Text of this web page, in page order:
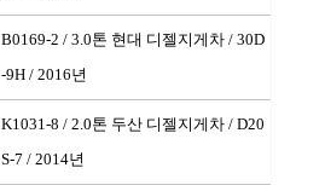
B0169-2 / 3.0톤 현대 디젤지게차 / 30D
-9H / 2016년
K1031-8 / 2.0톤 두산 디젤지게차 / D20
S-7 / 2014년